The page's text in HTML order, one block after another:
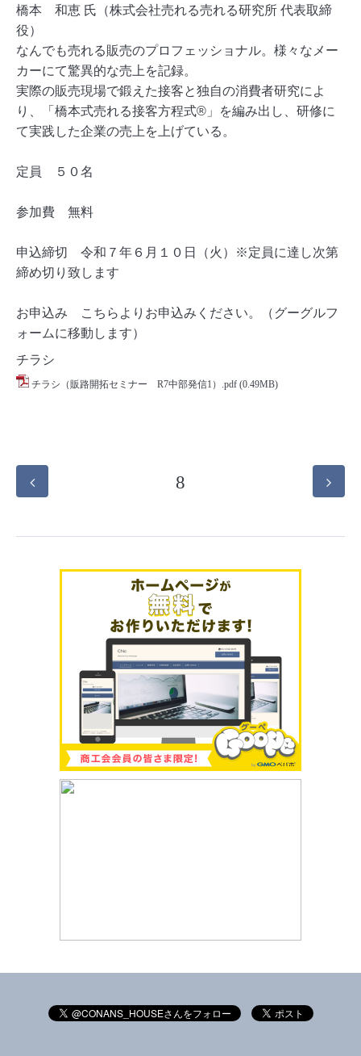
橋本 和恵 氏（株式会社売れる売れる研究所 代表取締
役）
なんでも売れる販売のプロフェッショナル。様々なメー
カーにて驚異的な売上を記録。
実際の販売現場で鍛えた接客と独自の消費者研究によ
り、「橋本式売れる接客方程式®」を編み出し、研修に
て実践した企業の売上を上げている。
定員 ５０名
参加費 無料
申込締切 令和７年６月１０日（火）※定員に達し次第
締め切り致します
お申込み こちらよりお申込みください。
（グーグルフ
ォームに移動します）
チラシ
チラシ（販路開拓セミナー R7中部発信1）.pdf (0.49MB)
8